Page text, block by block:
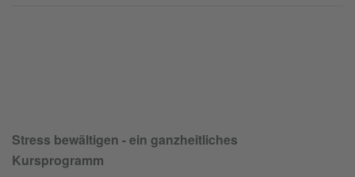
Stress bewältigen - ein ganzheitliches
Kursprogramm